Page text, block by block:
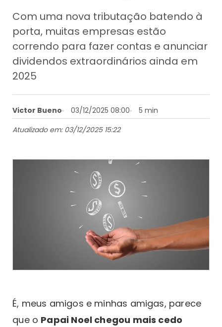
Com uma nova tributação batendo à
porta, muitas empresas estão
correndo para fazer contas e anunciar
dividendos extraordinários ainda em
2025
Victor Bueno 03/12/2025 08:00
5 min
Atualizado em: 03/12/2025 15:22
É, meus amigos e minhas amigas, parece
que o Papai Noel chegou mais cedo